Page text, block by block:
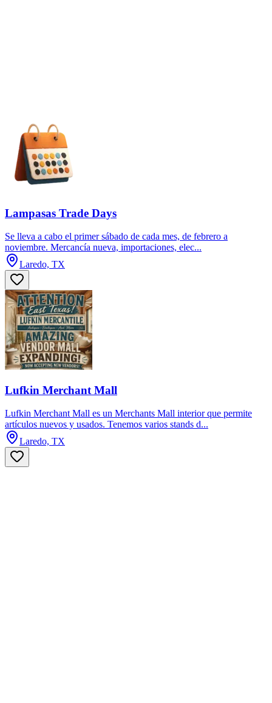
Lampasas Trade Days
Se lleva a cabo el primer sábado de cada mes, de febrero a
noviembre. Mercancía nueva, importaciones, elec...
Laredo, TX
Lufkin Merchant Mall
Lufkin Merchant Mall es un Merchants Mall interior que permite
artículos nuevos y usados. Tenemos varios stands d...
Laredo, TX